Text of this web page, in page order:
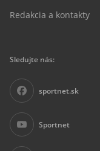
Redakcia a kontakty
Sledujte nás:
sportnet.sk
Sportnet